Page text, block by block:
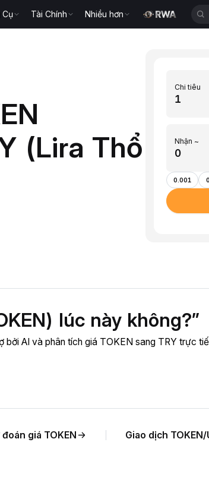
Cụ Tài Chính Nhiều hơn
(Lira Thổ
Chi tiêu
Nhận ~
0.001
lúc này không?”
AI và phân tích giá TOKEN sang TRY trực
đoán giá TOKEN Giao dịch TOKEN/